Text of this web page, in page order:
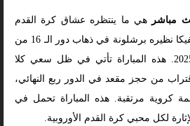
مباشر
هي ما ينتظره عشاق كرة القدم
الأوروبية، حيث يستضيف بنفيكا نظيره برشلونة في ذهاب دور الـ 16 من
دوري أبطال أوروبا 2024-2025. هذه المباراة تأتي في ظل سعي كلا
من حجز مقعد في الدور ربع النهائي،
كروية مرتقبة. هذه المباراة تحمل في
لكل محبي كرة القدم الأوروبية.